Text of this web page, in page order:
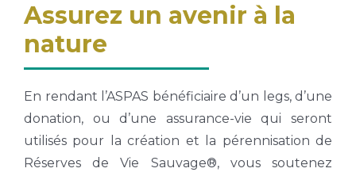
Assurez un avenir à la
nature
En rendant l’ASPAS bénéficiaire d’un legs, d’une
donation, ou d’une assurance-vie qui seront
utilisés pour la création et la pérennisation de
Réserves de Vie Sauvage®, vous soutenez